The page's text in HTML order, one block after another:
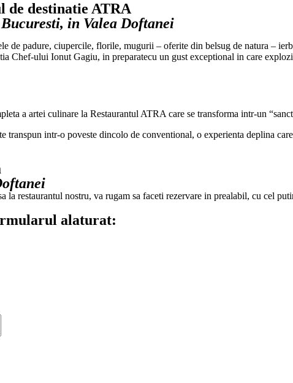
de destinatie ATRA
in Valea Doftanei
de padure, ciupercile, florile, mugurii – oferite din belsug de natura –
Chef-ului Ionut Gagiu, in preparatecu un gust exceptional in care
a artei culinare la Restaurantul ATRA care se transforma intr-un
transpun intr-o poveste dincolo de conventional, o experienta deplina
la restaurantul nostru, va rugam sa faceti rezervare in prealabil, cu cel
alaturat: